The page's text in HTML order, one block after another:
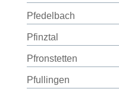
Pfedelbach
Pfinztal
Pfronstetten
Pfullingen